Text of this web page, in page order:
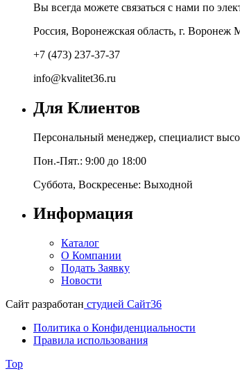
Вы всегда можете связаться с нами по
Россия, Воронежская область, г. Воронеж
+7 (473) 237-37-37
info@kvalitet36.ru
Для Клиентов
Персональный менеджер, специалист
Пон.-Пят.: 9:00 до 18:00
Суббота, Воскресенье: Выходной
Информация
Каталог
О Компании
Подать Заявку
Новости
Сайт разработан студией Сайт36
Политика о Конфиденциальности
Правила использования
Top